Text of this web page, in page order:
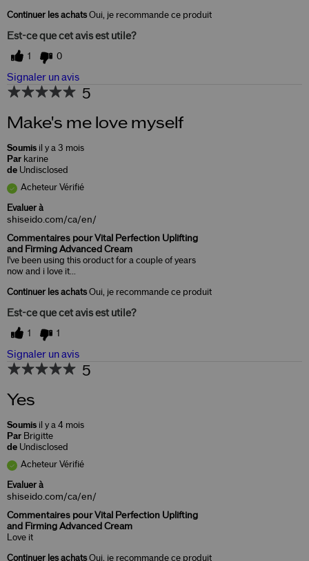
Continuer les achatsOui, je recommande ce produit
Est-ce que cet avis est utile?
1 0
Signaler un avis
5
Make's me love myself
Soumis il y a 3 mois
Par karine
de Undisclosed
Acheteur Vérifié
Evaluer à
shiseido.com/ca/en/
Commentaires pour Vital Perfection Uplifting
and Firming Advanced Cream
I've been using this oroduct for a couple of years
now and i love it...
Continuer les achatsOui, je recommande ce produit
Est-ce que cet avis est utile?
1 1
Signaler un avis
5
Yes
Soumis il y a 4 mois
Par Brigitte
de Undisclosed
Acheteur Vérifié
Evaluer à
shiseido.com/ca/en/
Commentaires pour Vital Perfection Uplifting
and Firming Advanced Cream
Love it
Continuer les achatsOui, je recommande ce produit